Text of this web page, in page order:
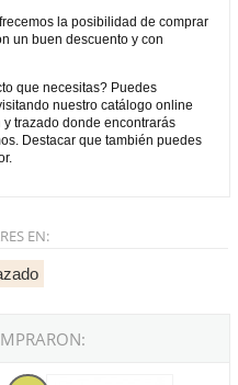
la posibilidad de comprar
un buen descuento y con
que necesitas? Puedes
nuestro catálogo online
trazado donde encontrarás
Destacar que también puedes
EN:
Limit de 2mm
Pareja de angulares magnéticos